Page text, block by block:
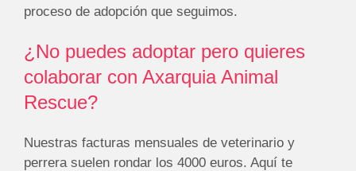
proceso de adopción que seguimos.
¿No puedes adoptar pero quieres
colaborar con Axarquia Animal
Rescue?
Nuestras facturas mensuales de veterinario y
perrera suelen rondar los 4000 euros. Aquí te